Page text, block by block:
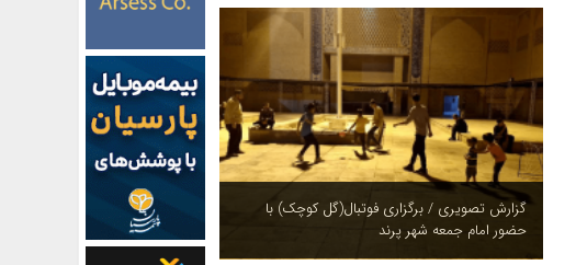
چشم نوازی بوستان های شهر پرند در فصل بهار +
تصاویر